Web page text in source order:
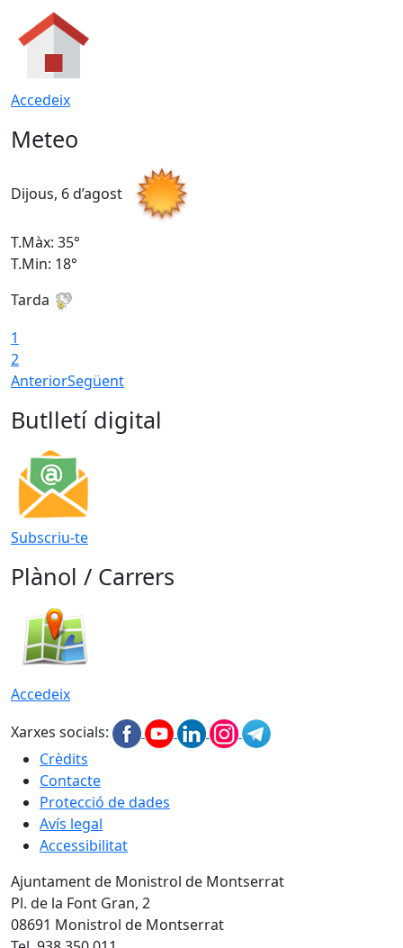
Accedeix
Meteo
Dijous, 6 d’agost
T.Màx: 35°
T.Min: 18°
Tarda
1
2
AnteriorSegüent
Butlletí digital
Subscriu-te
Plànol / Carrers
Accedeix
Xarxes socials:
Crèdits
Contacte
Protecció de dades
Avís legal
Accessibilitat
Ajuntament de Monistrol de Montserrat
Pl. de la Font Gran, 2
08691 Monistrol de Montserrat